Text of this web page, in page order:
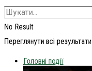
No Result
Переглянути всі результати
Головні події